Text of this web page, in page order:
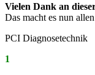
Vielen Dank an
Das macht es nun
PCI Diagnosetechnik
1